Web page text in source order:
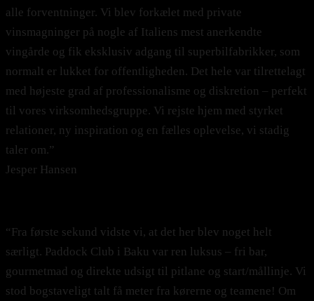
alle forventninger. Vi blev forkælet med private
vinsmagninger på nogle af Italiens mest anerkendte
vingårde og fik eksklusiv adgang til superbilfabrikker, som
normalt er lukket for offentligheden. Det hele var tilrettelagt
med højeste grad af professionalisme og diskretion – perfekt
til vores virksomhedsgruppe. Vi rejste hjem med styrket
relationer, ny inspiration og en fælles oplevelse, vi stadig
taler om.”
Jesper Hansen
“Fra første sekund vidste vi, at det her blev noget helt
særligt. Paddock Club i Baku var ren luksus – fri bar,
gourmetmad og direkte udsigt til pitlane og start/mållinje. Vi
stod bogstaveligt talt få meter fra kørerne og teamene! Om